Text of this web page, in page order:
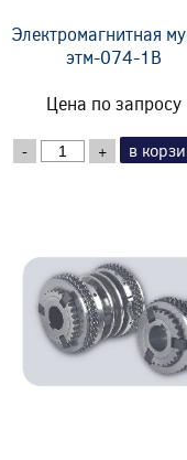
Электромагнитная
этм-074-1В
Цена по запросу
- + в